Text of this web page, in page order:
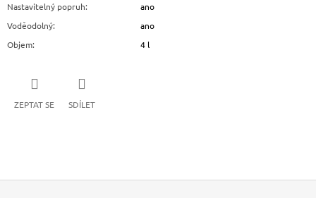
Nastavitelný popruh:
ano
Voděodolný:
ano
Objem: 4 l
ZEPTAT SE SDÍLET